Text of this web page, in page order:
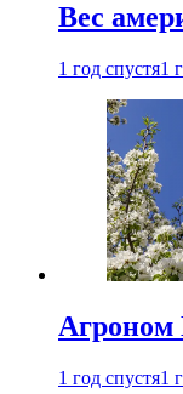
Вес
1 год спустя1
Агроном
1 год спустя1